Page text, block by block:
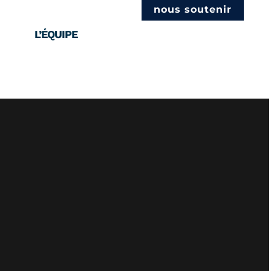
L’ÉQUIPE
nous soutenir